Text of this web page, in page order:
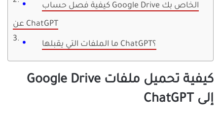
كيفية فصل حساب Google Drive الخاص بك
عن ChatGPT
ما الملفات التي يقبلها ChatGPT؟
كيفية تحميل ملفات Google Drive
إلى ChatGPT